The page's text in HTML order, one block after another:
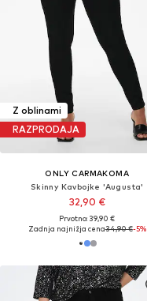
Z oblinami
RAZPRODAJA
ONLY CARMAKOMA
Skinny Kavbojke 'Augusta'
32,90 €
Prvotno: 39,90 €
Zadnja najnižja cena34,90 €-5%